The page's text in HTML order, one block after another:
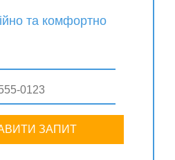
та комфортно
ЗАПИТ